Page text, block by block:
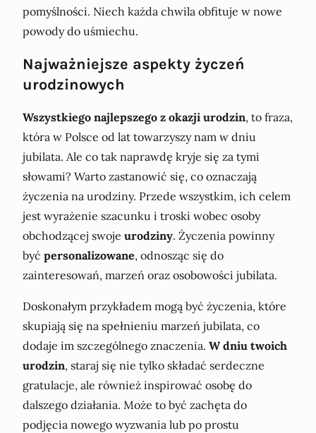
pomyślności. Niech każda chwila obfituje w nowe
powody do uśmiechu.
Najważniejsze aspekty życzeń
urodzinowych
Wszystkiego najlepszego z okazji urodzin, to fraza,
która w Polsce od lat towarzyszy nam w dniu
jubilata. Ale co tak naprawdę kryje się za tymi
słowami? Warto zastanowić się, co oznaczają
życzenia na urodziny. Przede wszystkim, ich celem
jest wyrażenie szacunku i troski wobec osoby
obchodzącej swoje urodziny. Życzenia powinny
być personalizowane, odnosząc się do
zainteresowań, marzeń oraz osobowości jubilata.
Doskonałym przykładem mogą być życzenia, które
skupiają się na spełnieniu marzeń jubilata, co
dodaje im szczególnego znaczenia. W dniu twoich
urodzin, staraj się nie tylko składać serdeczne
gratulacje, ale również inspirować osobę do
dalszego działania. Może to być zachęta do
podjęcia nowego wyzwania lub po prostu